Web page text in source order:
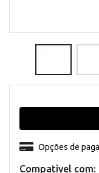
Compativel com:
Opções de